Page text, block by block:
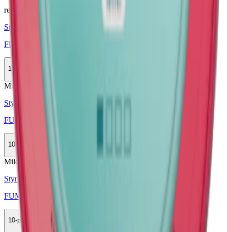
relaterade produkter
Styrka Normal · Slim
FUMi Watermelon Mint 3
10-pack
Mild
Styrka Mild · Slim
FUMi Watermelon Mint 2
10-pack
319,90 kr
Mild
Styrka Mild · Mini
FUMi Freezy Mint Mini 1
10-pack
319,90 kr